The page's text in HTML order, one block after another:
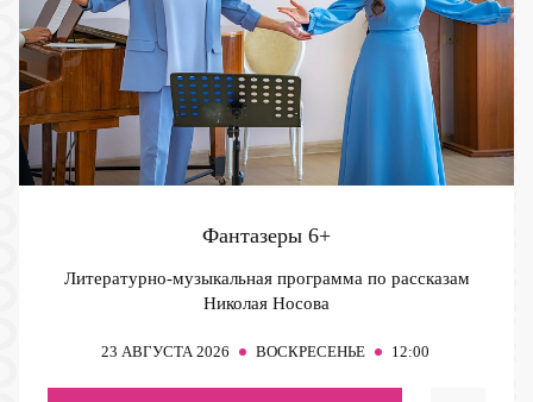
Фантазеры 6+
Литературно-музыкальная программа по рассказам
Николая Носова
23 АВГУСТА 2026 ВОСКРЕСЕНЬЕ 12:00